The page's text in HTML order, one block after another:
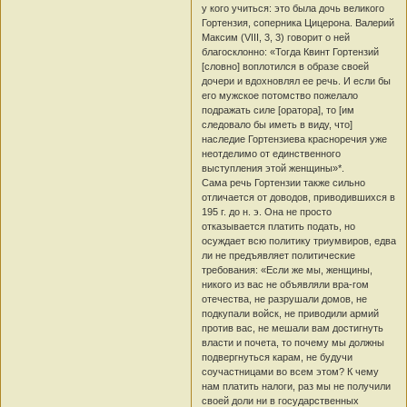
у кого учиться: это была дочь великого
Гортензия, соперника Цицерона. Валерий
Максим (VIII, 3, 3) говорит о ней
благосклонно: «Тогда Квинт Гортензий
[словно] воплотился в образе своей
дочери и вдохновлял ее речь. И если бы
его мужское потомство пожелало
подражать силе [оратора], то [им
следовало бы иметь в виду, что]
наследие Гортензиева красноречия уже
неотделимо от единственного
выступления этой женщины»*.
Сама речь Гортензии также сильно
отличается от доводов, приводившихся в
195 г. до н. э. Она не просто
отказывается платить подать, но
осуждает всю политику триумвиров, едва
ли не предъявляет политические
требования: «Если же мы, женщины,
никого из вас не объявляли вра-гом
отечества, не разрушали домов, не
подкупали войск, не приводили армий
против вас, не мешали вам достигнуть
власти и почета, то почему мы должны
подвергнуться карам, не будучи
соучастницами во всем этом? К чему
нам платить налоги, раз мы не получили
своей доли ни в государственных